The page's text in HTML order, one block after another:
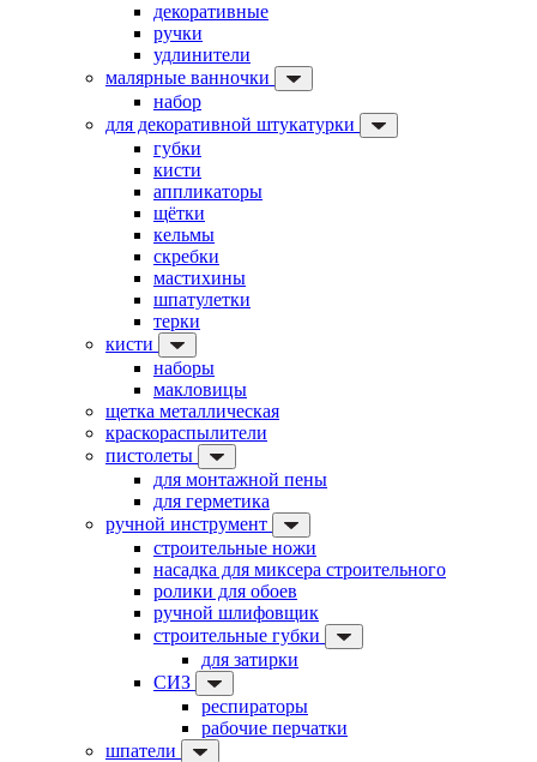
декоративные
ручки
удлинители
малярные ванночки
набор
для декоративной штукатурки
губки
кисти
аппликаторы
щётки
кельмы
скребки
мастихины
шпатулетки
терки
кисти
наборы
макловицы
щетка металлическая
краскораспылители
пистолеты
для монтажной пены
для герметика
ручной инструмент
строительные ножи
насадка для миксера строительного
ролики для обоев
ручной шлифовщик
строительные губки
для затирки
СИЗ
респираторы
рабочие перчатки
шпатели